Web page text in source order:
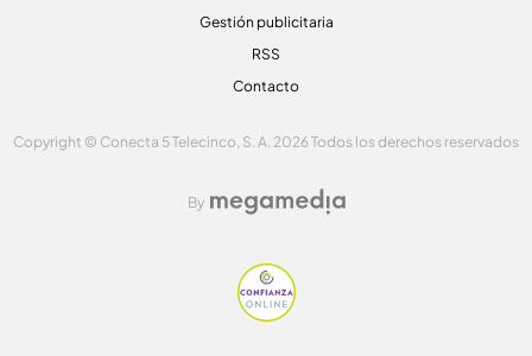
Gestión publicitaria
RSS
Contacto
Copyright © Conecta 5 Telecinco, S. A. 2026 Todos los derechos reservados
By